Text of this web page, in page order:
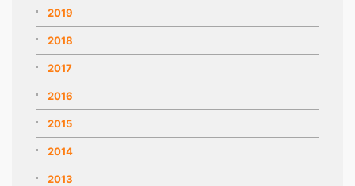
2019
2018
2017
2016
2015
2014
2013